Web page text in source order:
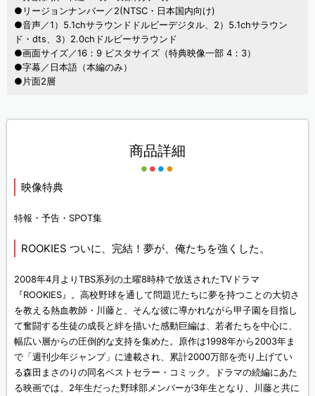
●リージョンナンバー／2(NTSC・日本国内向け)
●音声／1）5.1chサラウンドドルビーデジタル、2）5.1chサラウン
ド・dts、3）2.0chドルビーサラウンド
●画面サイズ／16：9 ビスタサイズ（特典映像一部 4：3）
●字幕／日本語（本編のみ）
●片面2層
商品詳細
映像特典
特報・予告・SPOT集
ROOKIES ついに、完結！夢が、俺たちを強くした。
2008年4月よりTBS系列の土曜8時枠で放送されたTVドラマ
『ROOKIES』。高校野球を通して問題児たちに夢を持つことの大切さ
を教える熱血教師・川藤と、そんな彼に導かれながら甲子園を目指し
て奮闘する生徒の成長と絆を描いた感動巨編は、若者たちを中心に、
幅広い層からの圧倒的な支持を集めた。原作は1998年から2003年ま
で「週刊少年ジャンプ」に連載され、累計2000万部を売り上げてい
る森田まさのりの同名ベストセラー・コミック。ドラマの続編にあた
る映画では、2年生だった野球部メンバーが3年生となり、川藤と共に